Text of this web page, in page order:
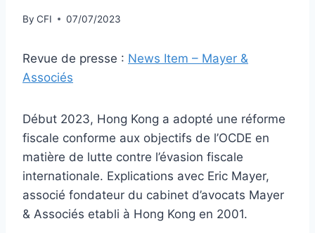
By CFI 07/07/2023
Revue de presse : News Item – Mayer &
Associés
Début 2023, Hong Kong a adopté une réforme
fiscale conforme aux objectifs de l’OCDE en
matière de lutte contre l’évasion fiscale
internationale. Explications avec Eric Mayer,
associé fondateur du cabinet d’avocats Mayer
& Associés etabli à Hong Kong en 2001.